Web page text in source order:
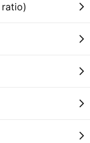
ratio)